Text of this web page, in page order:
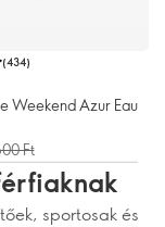
(434)
Weekend Azur Eau
Ft
sportosak és